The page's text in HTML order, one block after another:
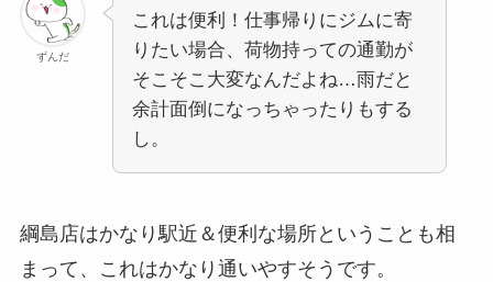
ずんだ
これは便利！仕事帰りにジムに寄
りたい場合、荷物持っての通勤が
そこそこ大変なんだよね…雨だと
余計面倒になっちゃったりもする
し。
綱島店はかなり駅近＆便利な場所ということも相
まって、これはかなり通いやすそうです。